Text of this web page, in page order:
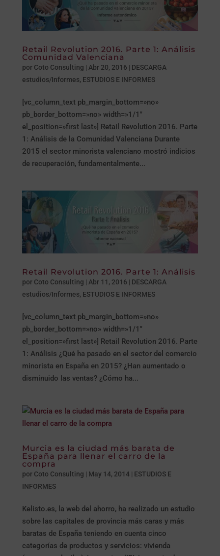
Retail Revolution 2016. Parte 1: Análisis
Comunidad Valenciana
por Coto Consulting | Abr 20, 2016 | DESCARGA
estudios/Informes, ESTUDIOS E INFORMES
[vc_column_text pb_margin_bottom=»no»
pb_border_bottom=»no» width=»1/1″
el_position=»first last»] Retail Revolution 2016. Parte
1: Análisis de la Comunidad Valenciana Durante
2015 el sector minorista valenciano mostró indicios
de recuperación, fundamentalmente...
Retail Revolution 2016. Parte 1: Análisis
por Coto Consulting | Abr 11, 2016 | DESCARGA
estudios/Informes, ESTUDIOS E INFORMES
[vc_column_text pb_margin_bottom=»no»
pb_border_bottom=»no» width=»1/1″
el_position=»first last»] Retail Revolution 2016. Parte
1: Análisis ¿Qué ha pasado en el sector del comercio
minorista en España en 2015? ¿Han aumentado o
disminuido las ventas? ¿Cómo ha...
Murcia es la ciudad más barata de
España para llenar el carro de la
compra
por Coto Consulting | May 14, 2014| ESTUDIOS E
INFORMES
Kelisto.es, la web del ahorro, ha realizado un estudio
sobre las capitales de provincia más caras y más
baratas de España teniendo en cuenta cinco
categorías de productos y servicios: vivienda